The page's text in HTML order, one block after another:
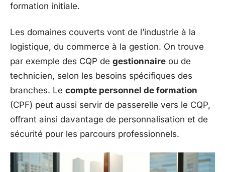
formation initiale.
Les domaines couverts vont de l’industrie à la
logistique, du commerce à la gestion. On trouve
par exemple des CQP de gestionnaire ou de
technicien, selon les besoins spécifiques des
branches. Le compte personnel de formation
(CPF) peut aussi servir de passerelle vers le CQP,
offrant ainsi davantage de personnalisation et de
sécurité pour les parcours professionnels.